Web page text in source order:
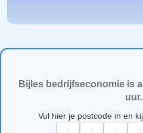
Bijles bedrijfseconomie is
uur.
Vul hier je postcode in en